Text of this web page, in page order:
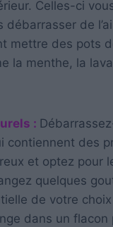
Celles-ci
débarrasser de
mettre des pots
la menthe, la
:
contiennent des
et optez pour
quelques
de votre choix
dans un flacon